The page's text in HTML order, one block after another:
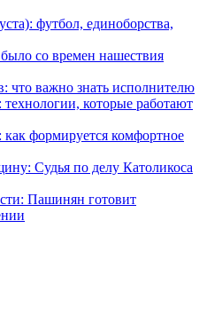
футбол, единоборства,
со времен нашествия
что важно знать исполнителю
которые работают
формируется комфортное
Судья по делу Католикоса
Пашинян готовит